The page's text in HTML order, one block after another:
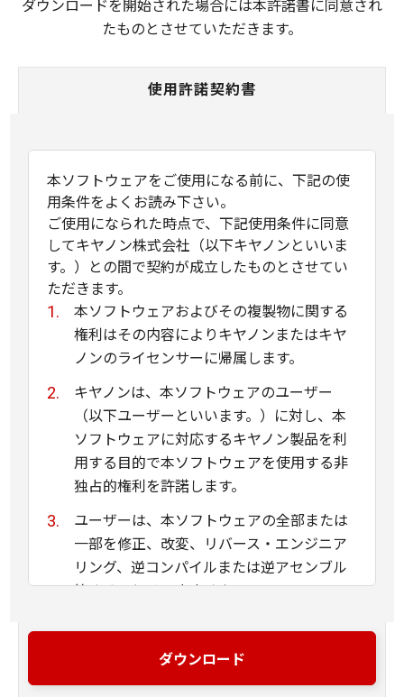
ダウンロードを開始された場合には本許諾書に同意され
たものとさせていただきます。
使用許諾契約書
本ソフトウェアをご使用になる前に、下記の使
用条件をよくお読み下さい。
ご使用になられた時点で、下記使用条件に同意
してキヤノン株式会社（以下キヤノンといいま
す。）との間で契約が成立したものとさせてい
ただきます。
本ソフトウェアおよびその複製物に関する
権利はその内容によりキヤノンまたはキヤ
ノンのライセンサーに帰属します。
キヤノンは、本ソフトウェアのユーザー
（以下ユーザーといいます。）に対し、本
ソフトウェアに対応するキヤノン製品を利
用する目的で本ソフトウェアを使用する非
独占的権利を許諾します。
ユーザーは、本ソフトウェアの全部または
一部を修正、改変、リバース・エンジニア
リング、逆コンパイルまたは逆アセンブル
等することはできません。
ン株式会社およびキヤノンのライセンサー
は、本ソフトウェアがユーザーの特定の目
ダウンロード